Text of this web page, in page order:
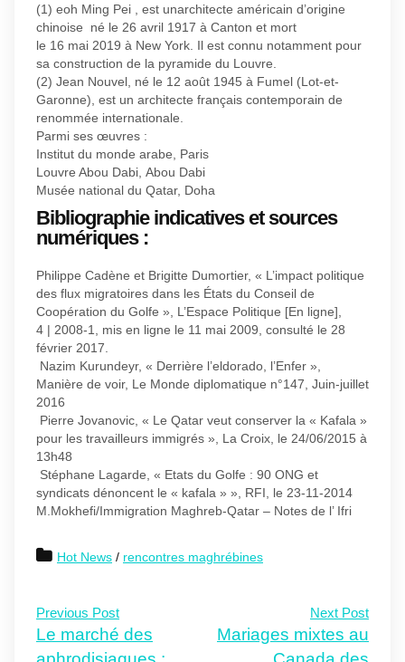
(1) eoh Ming Pei , est unarchitecte américain d’origine
chinoise né le 26 avril 1917 à Canton et mort
le 16 mai 2019 à New York. Il est connu notamment pour
sa construction de la pyramide du Louvre.
(2) Jean Nouvel, né le 12 août 1945 à Fumel (Lot-et-
Garonne), est un architecte français contemporain de
renommée internationale.
Parmi ses œuvres :
Institut du monde arabe, Paris
Louvre Abou Dabi, Abou Dabi
Musée national du Qatar, Doha
Bibliographie indicatives et sources
numériques :
Philippe Cadène et Brigitte Dumortier, « L’impact politique
des flux migratoires dans les États du Conseil de
Coopération du Golfe », L’Espace Politique [En ligne],
4 | 2008-1, mis en ligne le 11 mai 2009, consulté le 28
février 2017.
Nazim Kurundeyr, « Derrière l’eldorado, l’Enfer »,
Manière de voir, Le Monde diplomatique n°147, Juin-juillet
2016
Pierre Jovanovic, « Le Qatar veut conserver la « Kafala »
pour les travailleurs immigrés », La Croix, le 24/06/2015 à
13h48
Stéphane Lagarde, « Etats du Golfe : 90 ONG et
syndicats dénoncent le « kafala » », RFI, le 23-11-2014
M.Mokhefi/Immigration Maghreb-Qatar – Notes de l’ Ifri
Hot News / rencontres maghrébines
Previous Post
Le marché des
Next Post
Mariages mixtes au